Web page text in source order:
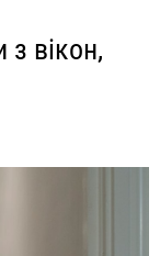
вікон,